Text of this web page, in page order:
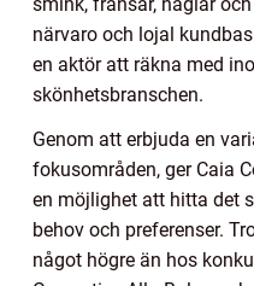
närvaro och lojal
en aktör att räkna med
skönhetsbranschen.
Genom att erbjuda en
fokusområden, ger Caia
en möjlighet att hitta det
behov och preferenser.
något högre än hos